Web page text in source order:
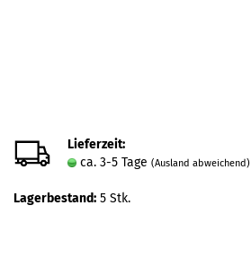
Lieferzeit:
ca. 3-5 Tage (Ausland abweichend)
Lagerbestand: 5 Stk.